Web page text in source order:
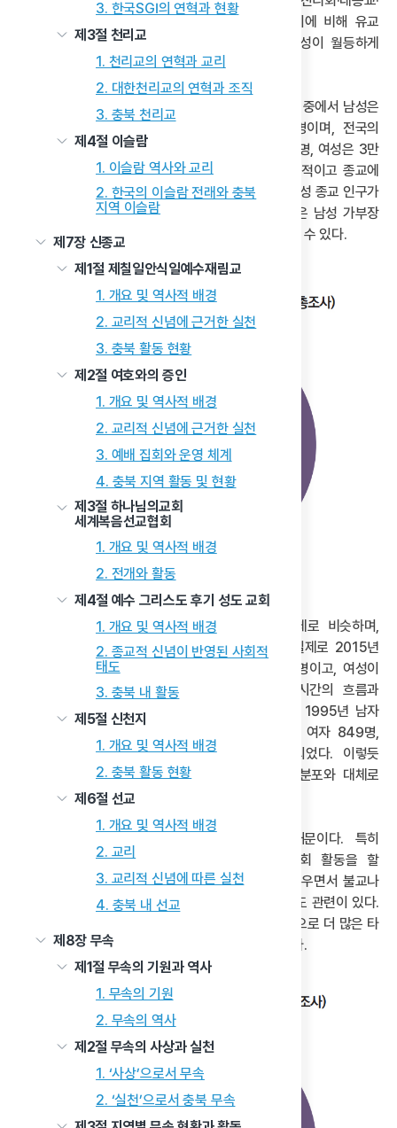
3. 한국SGI의 연혁과 현황
제3절 천리교
1. 천리교의 연혁과 교리
2. 대한천리교의 연혁과 조직
3. 충북 천리교
제4절 이슬람
1. 이슬람 역사와 교리
2. 한국의 이슬람 전래와 충북
지역 이슬람
제7장 신종교
제1절 제칠일안식일예수재림교
1. 개요 및 역사적 배경
2. 교리적 신념에 근거한 실천
3. 충북 활동 현황
제2절 여호와의 증인
1. 개요 및 역사적 배경
2. 교리적 신념에 근거한 실천
3. 예배 집회와 운영 체계
4. 충북 지역 활동 및 현황
제3절 하나님의교회
세계복음선교협회
1. 개요 및 역사적 배경
2. 전개와 활동
제4절 예수 그리스도 후기 성도 교회
1. 개요 및 역사적 배경
2. 종교적 신념이 반영된 사회적
태도
3. 충북 내 활동
제5절 신천지
1. 개요 및 역사적 배경
2. 충북 활동 현황
제6절 선교
1. 개요 및 역사적 배경
2. 교리
3. 교리적 신념에 따른 실천
4. 충북 내 선교
제8장 무속
제1절 무속의 기원과 역사
1. 무속의 기원
2. 무속의 역사
제2절 무속의 사상과 실천
1. ‘사상’으로서 무속
2. ‘실천’으로서 충북 무속
기타 종교 등 대부분의 종교에서 대동소이하다. 이에 비해 유교
인구와 종교 없는 인구만 예외적으로 여성보다 남성이 월등하게
실제로 전국의 종교 없는 인구 총 2,749만 8,715명 중에서 남성은
1,467만 3,625명이고 여성은 1,282만 5,090명이며, 전국의
유교 인구 7만 5,703명 중에서 남성은 4만 5,390명, 여성은 3만
313명이다. 이러한 양상은 남성이 여성보다 비종교적이고 종교에
대한 비판적인 성향을 상대적으로 더 갖고 있으며, 여성 종교 인구가
상대적으로 많은 다른 종교 전통에 비해 유교 전통은 남성 가부장
중심적이라는 점을 극명하게 보여주는 결과로 해석할 수 있다.
이러한 성별 종교 인구의 경향은 충북에서도 대체로 비슷하며,
충북의 유교 인구 분포도 남성이 여성보다 많다. 실제로 2015년
충북의 유교 인구는 총 1,907명 중 남성이 1,170명이고, 여성이
737명으로 집계되었다. 그리고 이러한 양상은 시간의 흐름과
관계없이 늘 비슷하였다. 실제로 유교 인구 분포는 1995년 남자
2,574명, 여자 1,907명, 2005년 남자 1,269명, 여자 849명,
2015년 남자 1,170명, 여자 737명으로 집계되었다. 이렇듯
남성이 여성보다 많은 유교 인구 분포는 전국적 분포와 대체로
비슷한 양상이다.
이는 유교가 기본적으로 남성 가부장적이기 때문이다. 특히
조선시대에 남성들이 유교인으로 주도적으로 사회 활동을 할
때에도 여성들은 제사를 비롯하여 유교적 활동을 도우면서 불교나
기타 종교의 신앙생활을 하는 경우가 많았던 양태와도 관련이 있다.
이러한 양상은 전반적으로 여성 종교 인구가 상대적으로 더 많은 타
종교들의 남녀 구성 분포와도 명확히 대비되는 것이다.